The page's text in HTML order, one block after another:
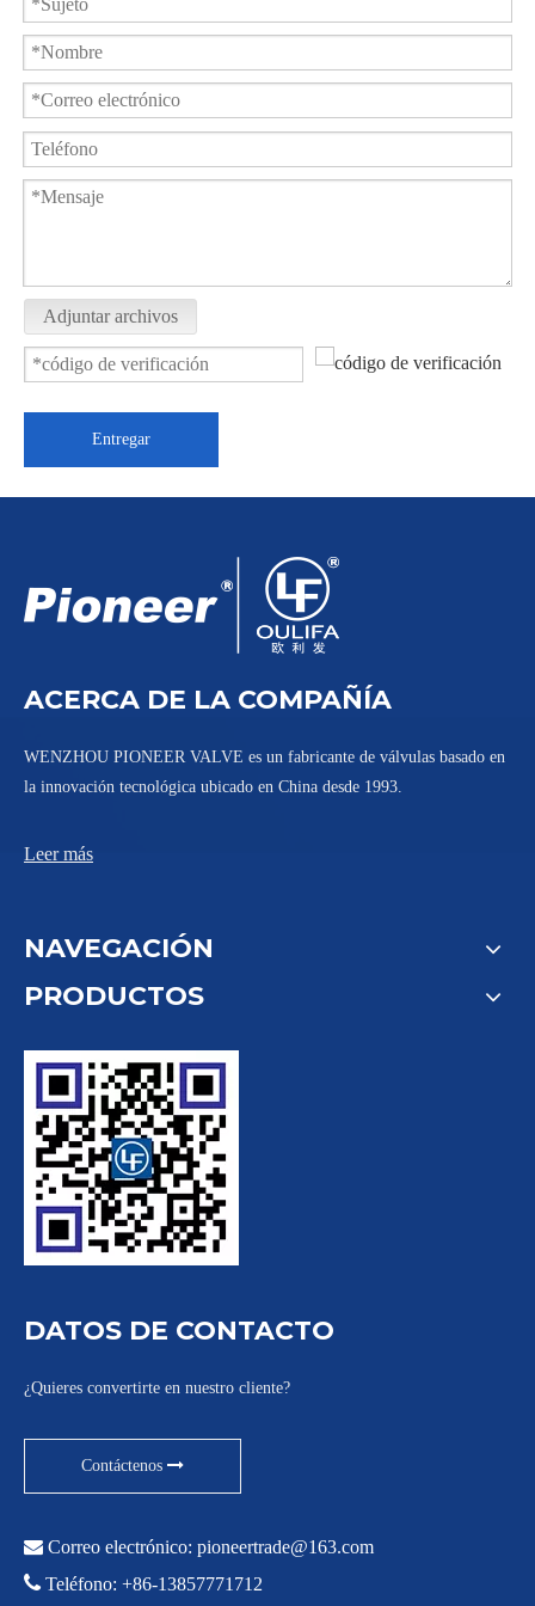
Adjuntar archivos
Entregar
ACERCA DE LA COMPAÑÍA
WENZHOU PIONEER VALVE es un fabricante de válvulas basado en
la innovación tecnológica ubicado en China desde 1993.
Leer más
NAVEGACIÓN
PRODUCTOS
DATOS DE CONTACTO
¿Quieres convertirte en nuestro cliente?
Contáctenos
 Correo electrónico: pioneertrade@163.com
 Teléfono: +86-13857771712